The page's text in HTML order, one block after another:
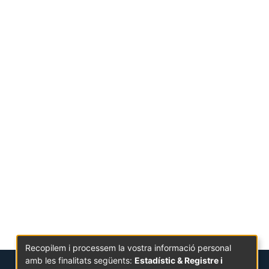
Recopilem i processem la vostra informació personal
amb les finalitats següents: Estadístic & Registre i